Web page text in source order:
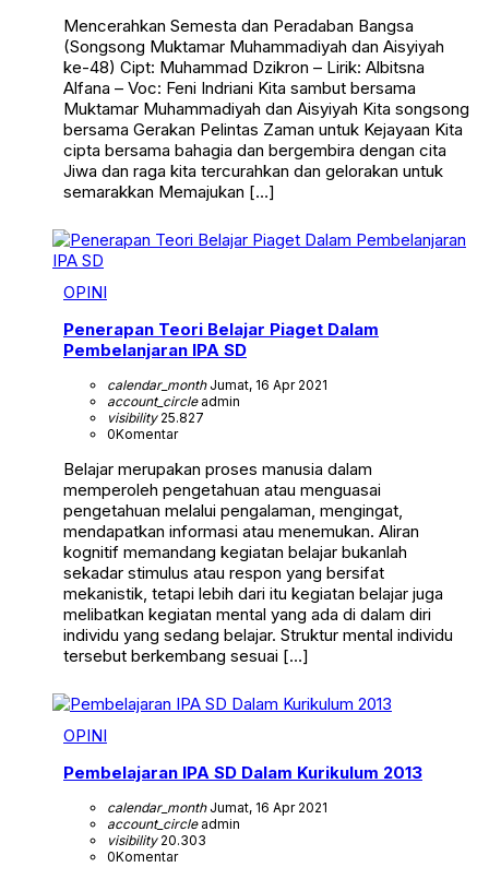
Mencerahkan Semesta dan Peradaban Bangsa
(Songsong Muktamar Muhammadiyah dan Aisyiyah
ke-48) Cipt: Muhammad Dzikron – Lirik: Albitsna
Alfana – Voc: Feni Indriani Kita sambut bersama
Muktamar Muhammadiyah dan Aisyiyah Kita songsong
bersama Gerakan Pelintas Zaman untuk Kejayaan Kita
cipta bersama bahagia dan bergembira dengan cita
Jiwa dan raga kita tercurahkan dan gelorakan untuk
semarakkan Memajukan […]
OPINI
Penerapan Teori Belajar Piaget Dalam
Pembelanjaran IPA SD
calendar_monthJumat, 16 Apr 2021
account_circleadmin
visibility25.827
0Komentar
Belajar merupakan proses manusia dalam
memperoleh pengetahuan atau menguasai
pengetahuan melalui pengalaman, mengingat,
mendapatkan informasi atau menemukan. Aliran
kognitif memandang kegiatan belajar bukanlah
sekadar stimulus atau respon yang bersifat
mekanistik, tetapi lebih dari itu kegiatan belajar juga
melibatkan kegiatan mental yang ada di dalam diri
individu yang sedang belajar. Struktur mental individu
tersebut berkembang sesuai […]
OPINI
Pembelajaran IPA SD Dalam Kurikulum 2013
calendar_monthJumat, 16 Apr 2021
account_circleadmin
visibility20.303
0Komentar